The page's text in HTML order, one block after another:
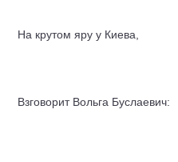
На крутом яру у Киева,
Взговорит Вольга Буслаевич: